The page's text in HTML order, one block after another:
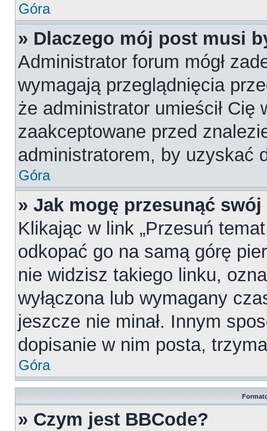
Góra
» Dlaczego mój post musi
Administrator forum mógł
wymagają przeglądnięcia
że administrator umieścił
zaakceptowane przed
administratorem, by uzyskać
Góra
» Jak mogę przesunąć
Klikając w link „Przesuń
odkopać go na samą górę
nie widzisz takiego linku,
wyłączona lub wymagany
jeszcze nie minał. Innym
dopisanie w nim posta,
Góra
» Czym jest BBCode?